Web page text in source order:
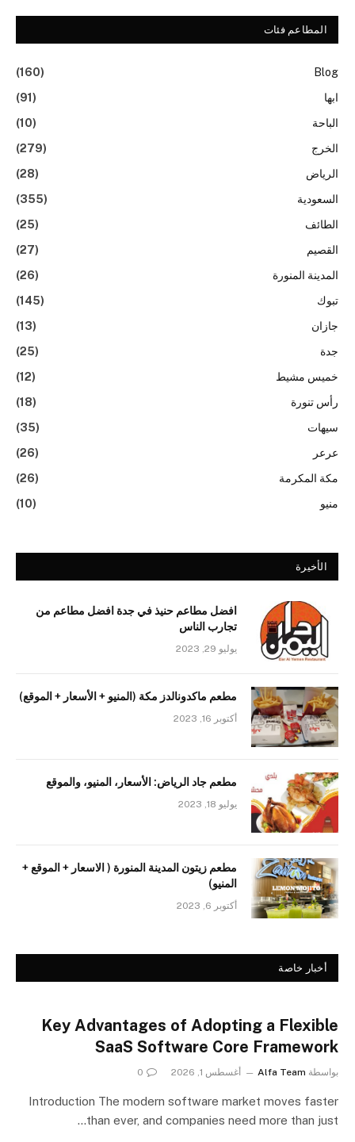
المطاعم فئات
Blog
(160)
ابها
(91)
الباحة
(10)
الخرج
(279)
الرياض
(28)
السعودية
(355)
الطائف
(25)
القصيم
(27)
المدينة المنورة
(26)
تبوك
(145)
جازان
(13)
جدة
(25)
خميس مشيط
(12)
رأس تنورة
(18)
سيهات
(35)
عرعر
(26)
مكة المكرمة
(26)
منيو
(10)
الأخيرة
افضل مطاعم حنيذ في جدة افضل مطاعم من
تجارب الناس
يوليو 29, 2023
مطعم ماكدونالدز مكة (المنيو + الأسعار + الموقع)
أكتوبر 16, 2023
مطعم جاد الرياض: الأسعار، المنيو، والموقع
يوليو 18, 2023
مطعم زيتون المدينة المنورة ( الاسعار + الموقع +
المنيو)
أكتوبر 6, 2023
أخبار خاصة
Key Advantages of Adopting a Flexible
SaaS Software Core Framework
بواسطة Alfa Team أغسطس 1, 2026 0
Introduction The modern software market moves faster
than ever, and companies need more than just…